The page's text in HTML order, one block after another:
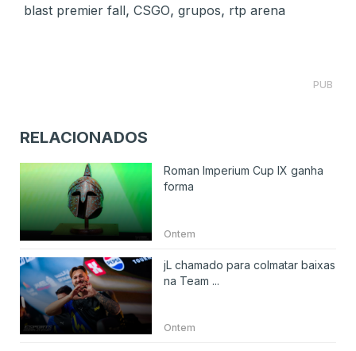
blast premier fall, CSGO, grupos, rtp arena
PUB
RELACIONADOS
Roman Imperium Cup IX ganha
forma
Ontem
jL chamado para colmatar baixas
na Team ...
Ontem